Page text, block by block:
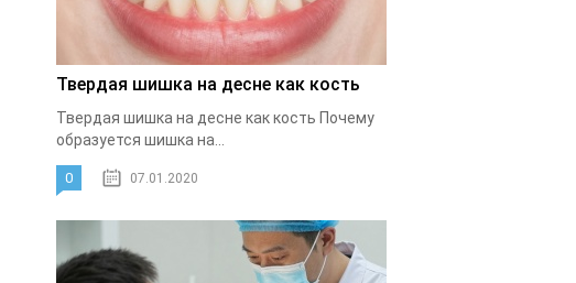
Твердая шишка на десне как кость
Твердая шишка на десне как кость Почему
образуется шишка на...
0 07.01.2020